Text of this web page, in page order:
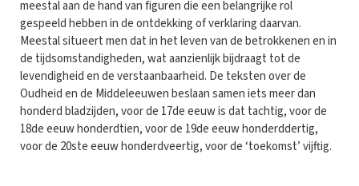
meestal aan de hand van figuren die een belangrijke rol
gespeeld hebben in de ontdekking of verklaring daarvan.
Meestal situeert men dat in het leven van de betrokkenen en in
de tijdsomstandigheden, wat aanzienlijk bijdraagt tot de
levendigheid en de verstaanbaarheid. De teksten over de
Oudheid en de Middeleeuwen beslaan samen iets meer dan
honderd bladzijden, voor de 17de eeuw is dat tachtig, voor de
18de eeuw honderdtien, voor de 19de eeuw honderddertig,
voor de 20ste eeuw honderdveertig, voor de ‘toekomst’ vijftig.